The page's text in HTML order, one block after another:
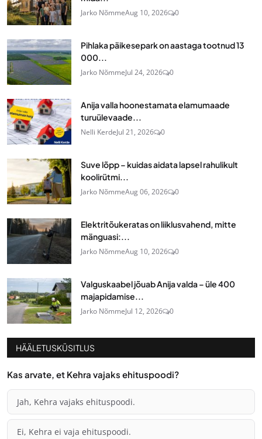
Jarko NõmmeAug 10, 2026 0
Pihlaka päikesepark on aastaga tootnud 13
000...
Jarko NõmmeJul 24, 2026 0
Anija valla hoonestamata elamumaade
turuülevaade...
Nelli KerdeJul 21, 2026 0
Suve lõpp – kuidas aidata lapsel rahulikult
koolirütmi...
Jarko NõmmeAug 06, 2026 0
Elektritõukeratas on liiklusvahend, mitte
mänguasi:...
Jarko NõmmeAug 10, 2026 0
Valguskaabel jõuab Anija valda – üle 400
majapidamise...
Jarko NõmmeJul 12, 2026 0
HÄÄLETUSKÜSITLUS
Kas arvate, et Kehra vajaks ehituspoodi?
Jah, Kehra vajaks ehituspoodi.
Ei, Kehra ei vaja ehituspoodi.